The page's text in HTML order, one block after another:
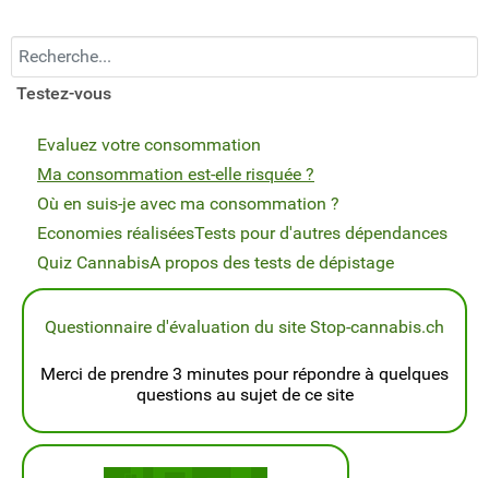
Recherchez...
Testez-vous
Evaluez votre consommation
Ma consommation est-elle risquée ?
Où en suis-je avec ma consommation ?
Economies réaliséesTests pour d'autres dépendances
Quiz CannabisA propos des tests de dépistage
Questionnaire d'évaluation du site Stop-cannabis.ch
Merci de prendre 3 minutes pour répondre à quelques
questions au sujet de ce site